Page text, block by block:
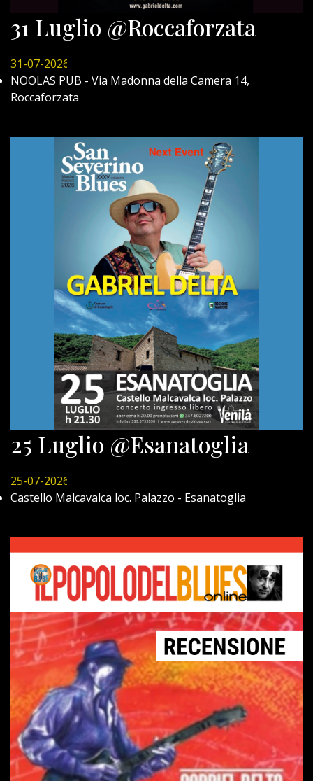
31 Luglio @Roccaforzata
31-07-2026
NOOLAS PUB - Via Madonna della Camera 14,
Roccaforzata
25 Luglio @Esanatoglia
25-07-2026
Castello Malcavalca loc. Palazzo - Esanatoglia